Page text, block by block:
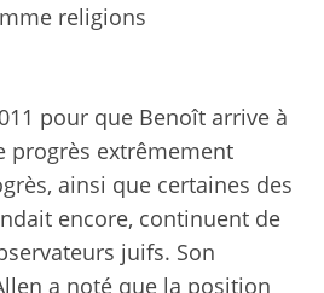
religions
pour que Benoît arrive à
progrès extrêmement
ainsi que certaines des
encore, continuent de
juifs. Son
a noté que la position